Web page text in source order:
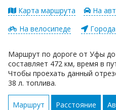
Карта маршрута
На
На велосипеде
Маршрут по дороге от Уфы
составляет 472 км, время в
Чтобы проехать данный
38 л. топлива.
Маршрут Расстояние